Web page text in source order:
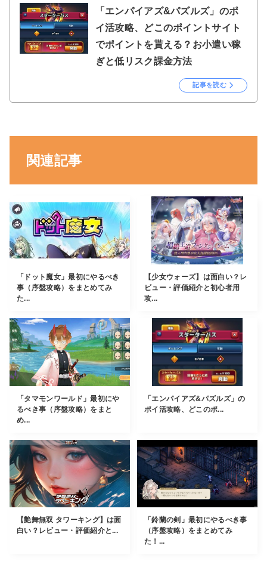
「エンパイアズ&パズルズ」のポ
イ活攻略、どこのポイントサイト
でポイントを貰える？お小遣い稼
ぎと低リスク課金方法
記事を読む
関連記事
「ドット魔女」最初にやるべき
事（序盤攻略）をまとめてみ
た...
【少女ウォーズ】は面白い？レ
ビュー・評価紹介と初心者用
攻...
「タマモンワールド」最初にや
るべき事（序盤攻略）をまと
め...
「エンパイアズ&パズルズ」の
ポイ活攻略、どこのポ...
【艶舞無双 タワーキング】は面
白い？レビュー・評価紹介と...
「鈴蘭の剣」最初にやるべき事
（序盤攻略）をまとめてみ
た！...